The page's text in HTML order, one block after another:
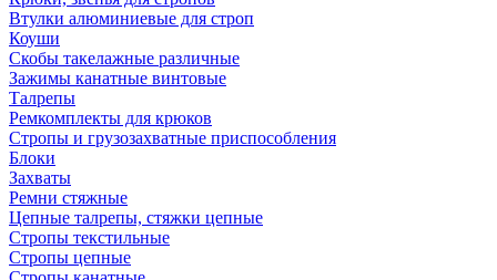
Втулки алюминиевые для строп
Коуши
Скобы такелажные различные
Зажимы канатные винтовые
Талрепы
Ремкомплекты для крюков
Стропы и грузозахватные приспособления
Блоки
Захваты
Ремни стяжные
Цепные талрепы, стяжки цепные
Стропы текстильные
Стропы цепные